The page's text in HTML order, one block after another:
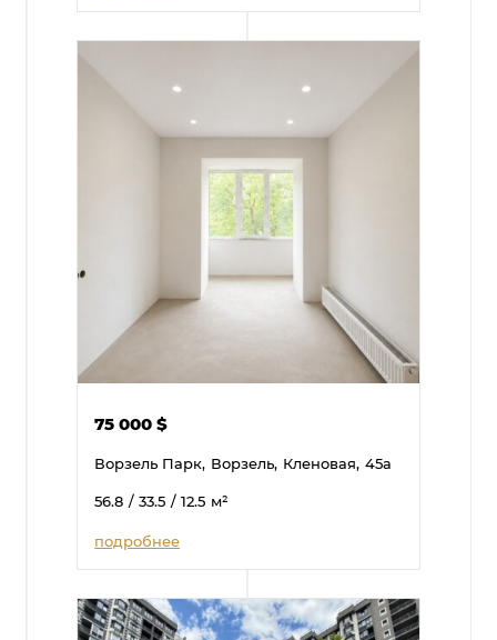
75 000$
Ворзель Парк, Ворзель, Кленовая, 45а
56.8 / 33.5 / 12.5 м²
подробнее